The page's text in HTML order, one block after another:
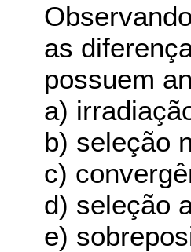
as
possuem
a)
b) seleção
c)
d) seleção
e)